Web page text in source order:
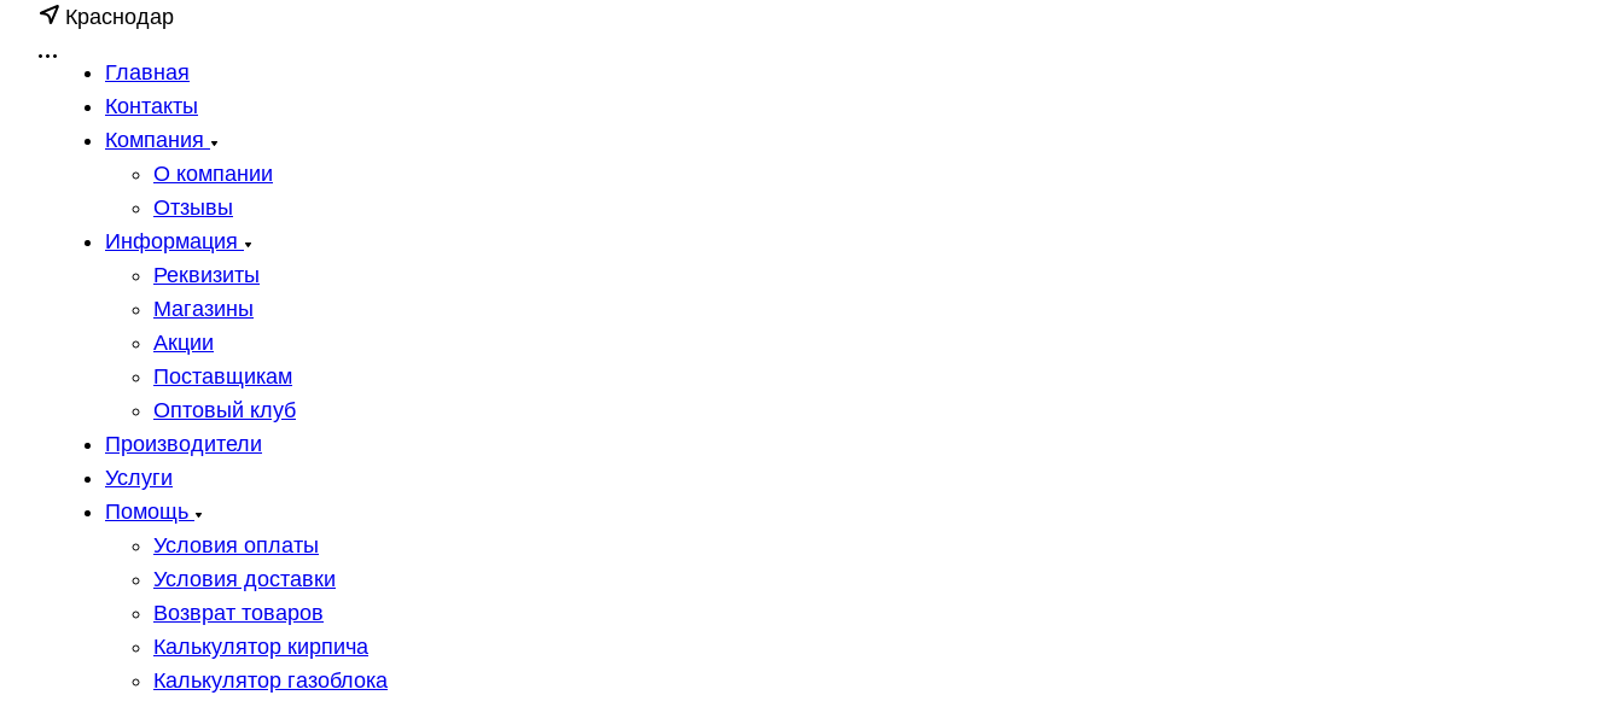
Краснодар
Главная
Контакты
Компания
О компании
Отзывы
Информация
Реквизиты
Магазины
Акции
Поставщикам
Оптовый клуб
Производители
Услуги
Помощь
Условия оплаты
Условия доставки
Возврат товаров
Калькулятор кирпича
Калькулятор газоблока